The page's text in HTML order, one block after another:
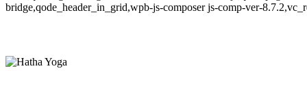
bridge,qode_header_in_grid,wpb-js-composer js-comp-ver-